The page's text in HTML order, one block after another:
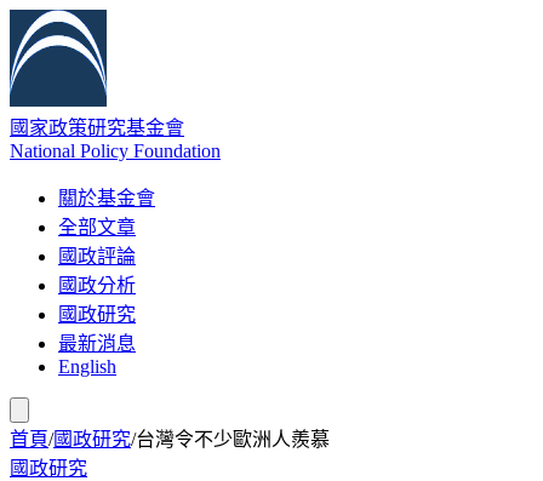
國家政策研究基金會
National Policy Foundation
關於基金會
全部文章
國政評論
國政分析
國政研究
最新消息
English
首頁/國政研究/台灣令不少歐洲人羨慕
國政研究